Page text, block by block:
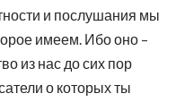
и послушания мы
имеем. Ибо оно –
из нас до сих пор
о которых ты